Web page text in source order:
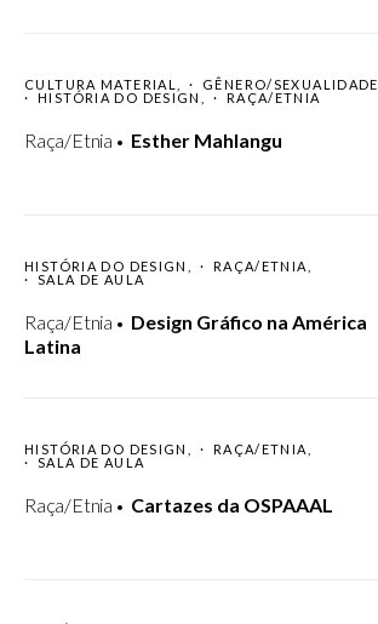
CULTURA MATERIAL
GÊNERO/SEXUALIDADE
HISTÓRIA DO DESIGN
RAÇA/ETNIA
Raça/Etnia Esther Mahlangu
HISTÓRIA DO DESIGN
RAÇA/ETNIA
SALA DE AULA
Raça/Etnia
Design Gráfico na América
Latina
HISTÓRIA DO DESIGN
RAÇA/ETNIA
SALA DE AULA
Raça/Etnia Cartazes da OSPAAAL